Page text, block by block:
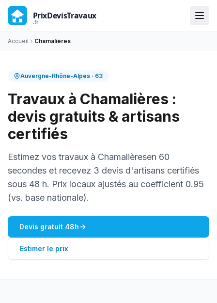
Accueil Chamalières
Auvergne-Rhône-Alpes · 63
Travaux à Chamalières :
devis gratuits & artisans
certifiés
Estimez vos travaux à Chamalièresen 60
secondes et recevez 3 devis d'artisans certifiés
sous 48 h. Prix locaux ajustés au coefficient 0.95
(vs. base nationale).
Devis gratuit 48h
Estimer le prix